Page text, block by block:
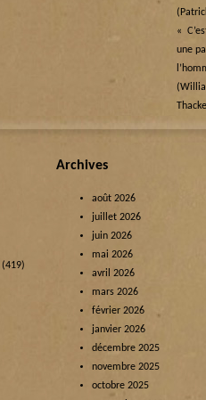
«
une
(419)
Archives
août 2026
juillet 2026
juin 2026
mai 2026
avril 2026
mars 2026
février 2026
janvier 2026
décembre 2025
novembre 2025
octobre 2025